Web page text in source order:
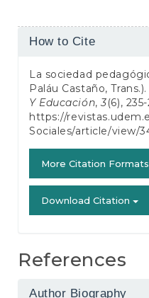
Article
How to Cite
La sociedad
Paláu Castaño, Trans.).
Y Educación,3(6),
https://
Sociales/article/view/
More Citation Formats
Download Citation
References
Author Biography